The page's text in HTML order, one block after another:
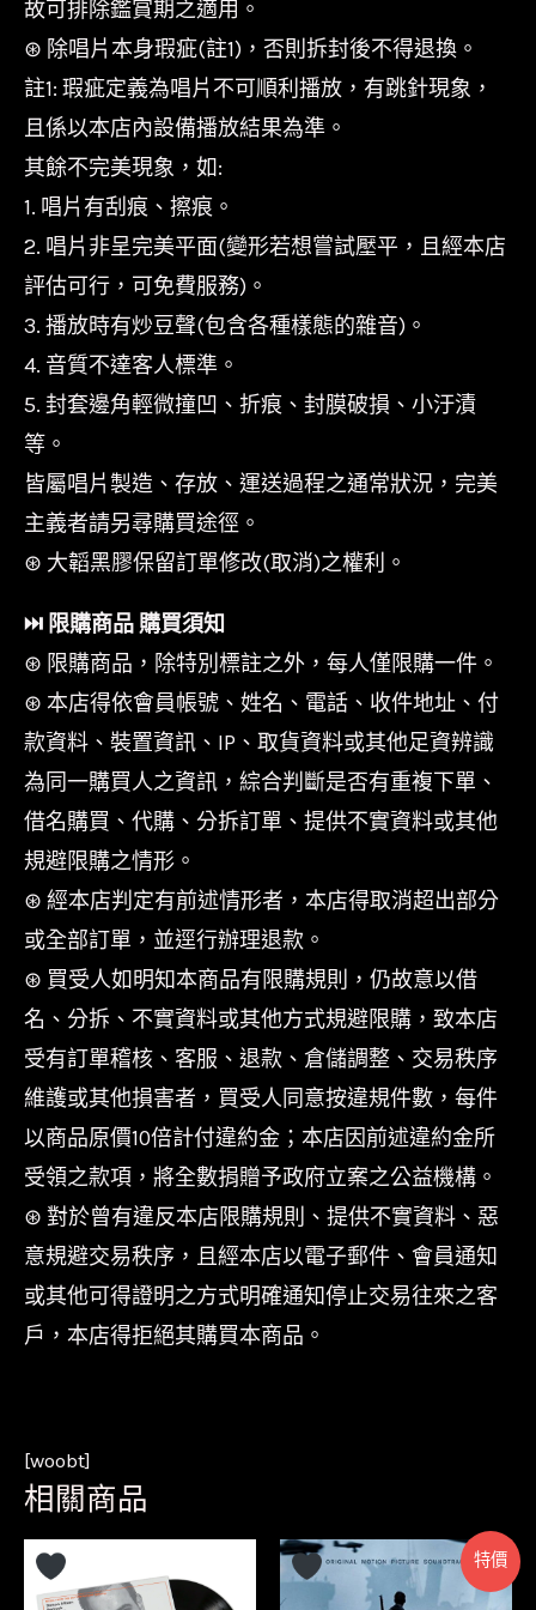
故可排除鑑賞期之適用。
⊛ 除唱片本身瑕疵(註1)，否則拆封後不得退換。
註1: 瑕疵定義為唱片不可順利播放，有跳針現象，
且係以本店內設備播放結果為準。
其餘不完美現象，如:
1. 唱片有刮痕、擦痕。
2. 唱片非呈完美平面(變形若想嘗試壓平，且經本店
評估可行，可免費服務)。
3. 播放時有炒豆聲(包含各種樣態的雜音)。
4. 音質不達客人標準。
5. 封套邊角輕微撞凹、折痕、封膜破損、小汙漬
等。
皆屬唱片製造、存放、運送過程之通常狀況，完美
主義者請另尋購買途徑。
⊛ 大韜黑膠保留訂單修改(取消)之權利。
⏭︎ 限購商品 購買須知
⊛ 限購商品，除特別標註之外，每人僅限購一件。
⊛ 本店得依會員帳號、姓名、電話、收件地址、付
款資料、裝置資訊、IP、取貨資料或其他足資辨識
為同一購買人之資訊，綜合判斷是否有重複下單、
借名購買、代購、分拆訂單、提供不實資料或其他
規避限購之情形。
⊛ 經本店判定有前述情形者，本店得取消超出部分
或全部訂單，並逕行辦理退款。
⊛ 買受人如明知本商品有限購規則，仍故意以借
名、分拆、不實資料或其他方式規避限購，致本店
受有訂單稽核、客服、退款、倉儲調整、交易秩序
維護或其他損害者，買受人同意按違規件數，每件
以商品原價10倍計付違約金；本店因前述違約金所
受領之款項，將全數捐贈予政府立案之公益機構。
⊛ 對於曾有違反本店限購規則、提供不實資料、惡
意規避交易秩序，且經本店以電子郵件、會員通知
或其他可得證明之方式明確通知停止交易往來之客
戶，本店得拒絕其購買本商品。
[woobt]
相關商品
特價